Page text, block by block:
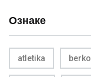
Ознаке
atletika